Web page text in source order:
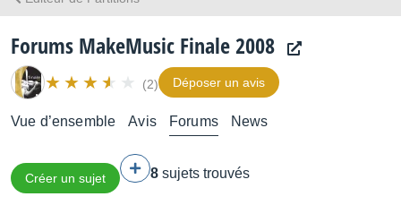
Forums MakeMusic Finale 2008
(2) Déposer un avis
Vue d’ensemble Avis Forums News
Créer un sujet 8 sujets trouvés